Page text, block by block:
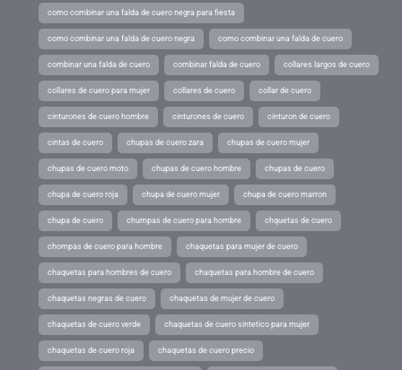
como combinar una falda de cuero negra para fiesta
como combinar una falda de cuero negra como combinar una falda de cuero
combinar una falda de cuero combinar falda de cuero collares largos de cuero
collares de cuero para mujer collares de cuero collar de cuero
cinturones de cuero hombre cinturones de cuero cinturon de cuero
cintas de cuero chupas de cuero zara chupas de cuero mujer
chupas de cuero moto chupas de cuero hombre chupas de cuero
chupa de cuero roja chupa de cuero mujer chupa de cuero marron
chupa de cuero chumpas de cuero para hombre chquetas de cuero
chompas de cuero para hombre chaquetas para mujer de cuero
chaquetas para hombres de cuero chaquetas para hombre de cuero
chaquetas negras de cuero chaquetas de mujer de cuero
chaquetas de cuero verde chaquetas de cuero sintetico para mujer
chaquetas de cuero roja chaquetas de cuero precio